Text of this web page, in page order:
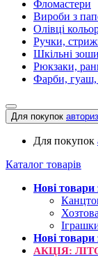
Фломастери
Вироби з
Олівці
Ручки,
Шкільні
Рюкзаки,
Фарби, гуаш,
Для покупок
Для покупок
Каталог товарів
Нові товари
Нові товари
АКЦІЯ: